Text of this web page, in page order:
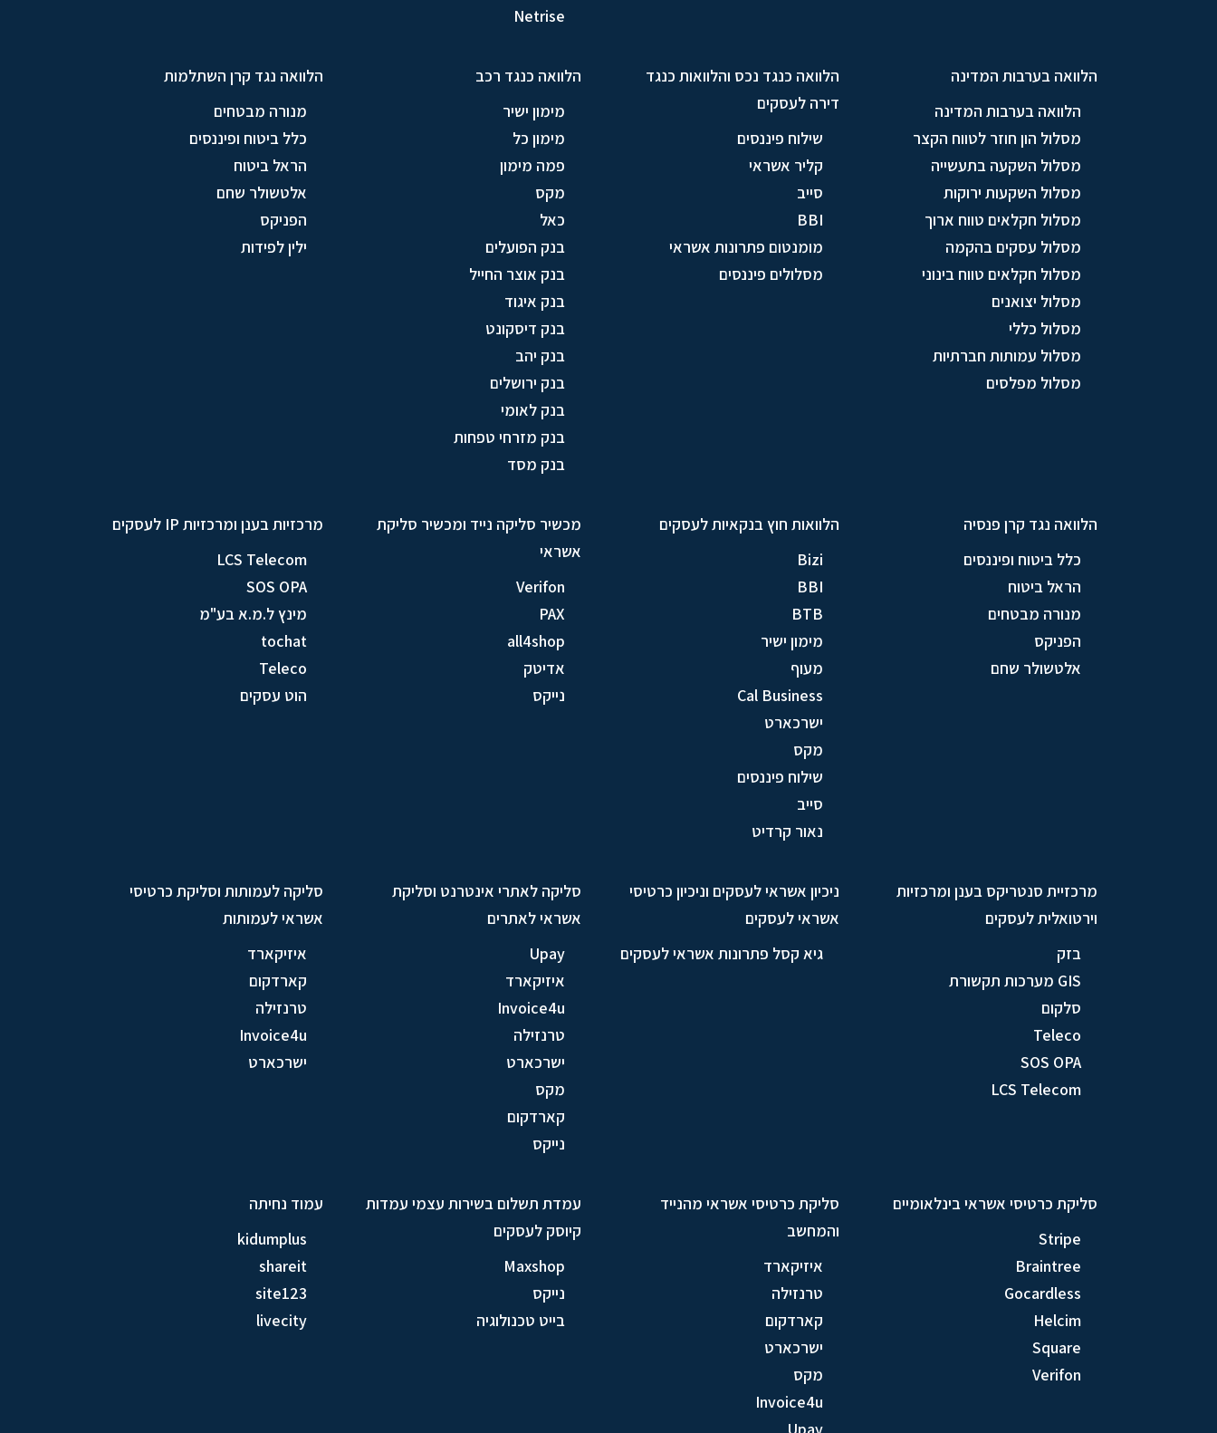
Netrise
הלוואה בערבות המדינה
הלוואה בערבות המדינה
מסלול הון חוזר לטווח הקצר
מסלול השקעה בתעשייה
מסלול השקעות ירוקות
מסלול חקלאים טווח ארוך
מסלול עסקים בהקמה
מסלול חקלאים טווח בינוני
מסלול יצואנים
מסלול כללי
מסלול עמותות חברתיות
מסלול מפלסים
הלוואה כנגד נכס והלוואות כנגד
דירה לעסקים
שילוח פיננסים
קליר אשראי
סייב
BBI
מומנטום פתרונות אשראי
מסלולים פיננסים
הלוואה כנגד רכב
מימון ישיר
מימון כל
פמה מימון
מקס
כאל
בנק הפועלים
בנק אוצר החייל
בנק איגוד
בנק דיסקונט
בנק יהב
בנק ירושלים
בנק לאומי
בנק מזרחי טפחות
בנק מסד
הלוואה נגד קרן השתלמות
מנורה מבטחים
כלל ביטוח ופיננסים
הראל ביטוח
אלטשולר שחם
הפניקס
ילין לפידות
הלוואה נגד קרן פנסיה
כלל ביטוח ופיננסים
הראל ביטוח
מנורה מבטחים
הפניקס
אלטשולר שחם
הלוואות חוץ בנקאיות לעסקים
Bizi
BBI
BTB
מימון ישיר
מעוף
Cal Business
ישרכארט
מקס
שילוח פיננסים
סייב
נאור קרדיט
מכשיר סליקה נייד ומכשיר סליקת
אשראי
Verifon
PAX
all4shop
אדיטק
נייקס
מרכזיות בענן ומרכזיות IP לעסקים
LCS Telecom
SOS OPA
מינץ ל.מ.א בע"מ
tochat
Teleco
הוט עסקים
מרכזיית סנטריקס בענן ומרכזיות
וירטואלית לעסקים
בזק
GIS מערכות תקשורת
סלקום
Teleco
SOS OPA
LCS Telecom
ניכיון אשראי לעסקים וניכיון כרטיסי
אשראי לעסקים
גיא קסל פתרונות אשראי לעסקים
סליקה לאתרי אינטרנט וסליקת
אשראי לאתרים
Upay
איזיקארד
Invoice4u
טרנזילה
ישרכארט
מקס
קארדקום
נייקס
סליקה לעמותות וסליקת כרטיסי
אשראי לעמותות
איזיקארד
קארדקום
טרנזילה
Invoice4u
ישרכארט
סליקת כרטיסי אשראי בינלאומיים
Stripe
Braintree
Gocardless
Helcim
Square
Verifon
סליקת כרטיסי אשראי מהנייד
והמחשב
איזיקארד
טרנזילה
קארדקום
ישרכארט
מקס
Invoice4u
Upay
עמדת תשלום בשירות עצמי עמדות
קיוסק לעסקים
Maxshop
נייקס
בייט טכנולוגיה
עמוד נחיתה
kidumplus
shareit
site123
livecity